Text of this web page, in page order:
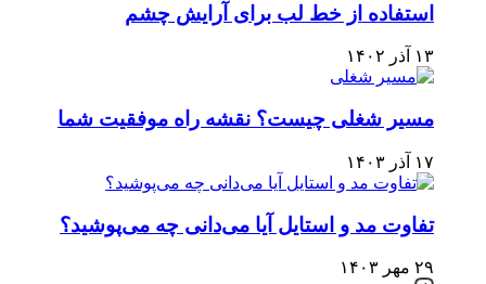
استفاده از خط لب برای آرایش چشم
۱۳ آذر ۱۴۰۲
مسیر شغلی چیست؟ نقشه راه موفقیت شما
۱۷ آذر ۱۴۰۳
تفاوت مد و استایل آیا می‌دانی چه می‌پوشید؟
۲۹ مهر ۱۴۰۳